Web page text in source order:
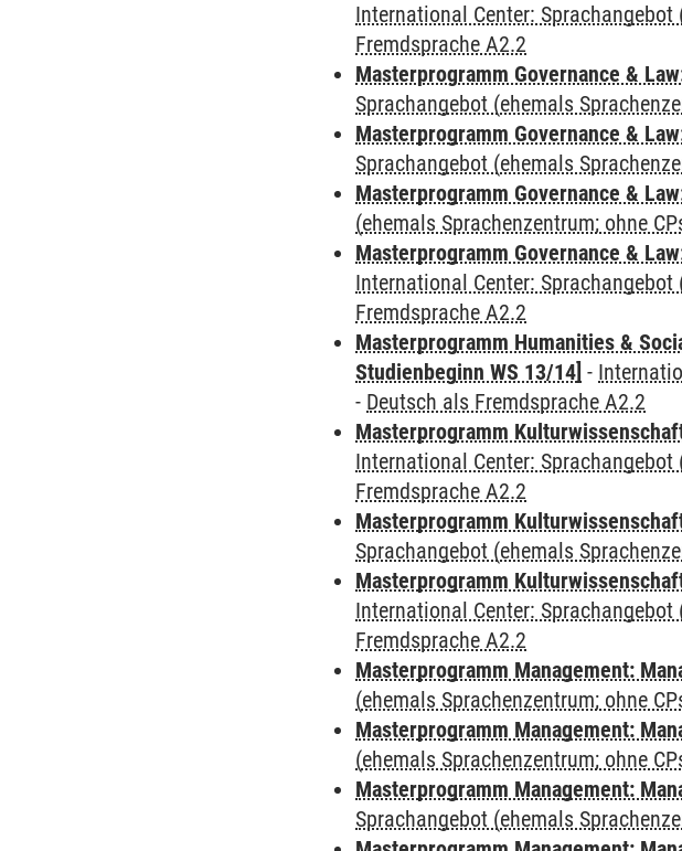
International Center: Sprachangebot
Fremdsprache A2.2
Masterprogramm Governance &
Sprachangebot (ehemals
Masterprogramm Governance &
Sprachangebot (ehemals
Masterprogramm Governance &
(ehemals Sprachenzentrum; ohne
Masterprogramm Governance &
International Center: Sprachangebot
Fremdsprache A2.2
Masterprogramm Humanities &
Studienbeginn WS 13/14] -
- Deutsch als Fremdsprache A2.2
Masterprogramm
International Center: Sprachangebot
Fremdsprache A2.2
Masterprogramm
Sprachangebot (ehemals
Masterprogramm
International Center: Sprachangebot
Fremdsprache A2.2
Masterprogramm Management:
(ehemals Sprachenzentrum; ohne
Masterprogramm Management:
(ehemals Sprachenzentrum; ohne
Masterprogramm Management:
Sprachangebot (ehemals